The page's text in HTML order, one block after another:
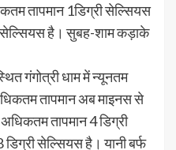
तापमान 1डिग्री सेल्सियस
सेल्सियस है। सुबह-शाम कड़ाके
गंगोत्री धाम में न्यूनतम
तापमान अब माइनस से
तापमान 4 डिग्री
सेल्सियस है। यानी बर्फ